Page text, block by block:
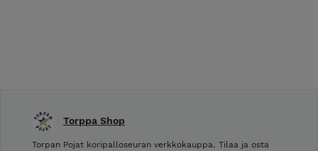
Torppa Shop
Torpan Pojat koripalloseuran verkkokauppa. Tilaa ja osta